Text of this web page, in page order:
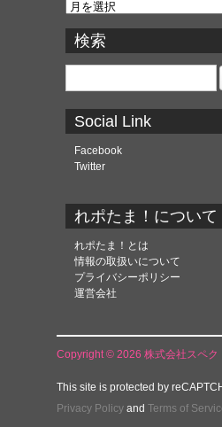
ア
カ
イ
ブ
検索
検
Social Link
Facebook
Twitter
れポたま！について
れポたま！とは
情報の取扱いについて
プライバシーポリシー
運営会社
Copyright © 2026 株式会社スペク
This site is protected by
Privacy Policy and Terms of